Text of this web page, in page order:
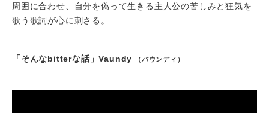
周囲に合わせ、自分を偽って生きる主人公の苦しみと狂気を
歌う歌詞が心に刺さる。
「そんなbitterな話」Vaundy （バウンディ）